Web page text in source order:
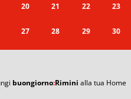
20 21 22 23
27 28 29 30
buongiorno:Riminialla tua Home